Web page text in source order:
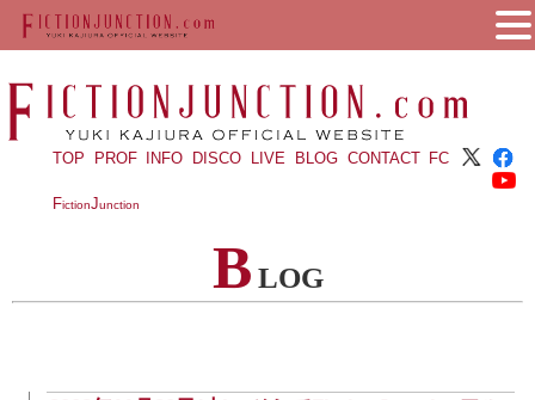
TOP PROF INFO DISCO LIVE BLOG CONTACT FC
FictionJunction
B LOG